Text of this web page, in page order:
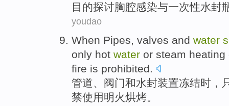
目的探讨胸腔感染与一次性水封
youdao
When Pipes, valves and water
only hot water or steam heating
fire is prohibited.
管道、 阀门和水封装置冻结时 ，
禁使用明火烘烤。